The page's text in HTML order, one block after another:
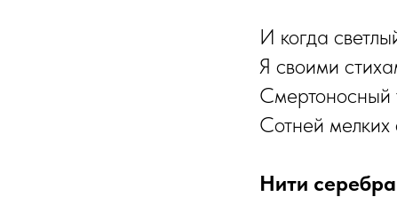
И когда
Я своими
Смертоносный
Сотней мелких
Нити серебра